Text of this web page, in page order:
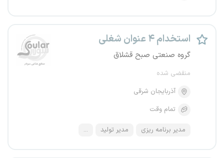
استخدام ۴ عنوان شغلی
گروه صنعتی صبح قشلاق
منقضی شده
آذربایجان شرقی
تمام وقت
مدیر برنامه ریزی مدیر تولید ...